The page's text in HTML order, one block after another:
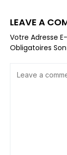
LEAVE A
Votre Adresse
Obligatoires